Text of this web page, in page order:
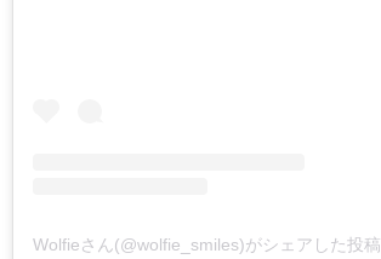
Wolfieさん(@wolfie_smiles)がシェアした投稿